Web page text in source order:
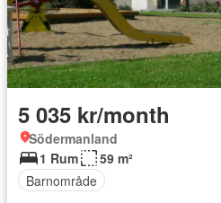
5 035 kr/month
Södermanland
1 Rum
59 m²
Barnområde